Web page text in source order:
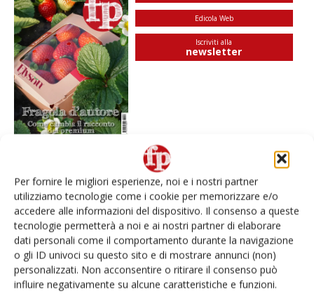
Per fornire le migliori esperienze, noi e i nostri partner
utilizziamo tecnologie come i cookie per memorizzare e/o
accedere alle informazioni del dispositivo. Il consenso a queste
tecnologie permetterà a noi e ai nostri partner di elaborare
dati personali come il comportamento durante la navigazione
o gli ID univoci su questo sito e di mostrare annunci (non)
personalizzati. Non acconsentire o ritirare il consenso può
influire negativamente su alcune caratteristiche e funzioni.
Edicola Web
Iscriviti alla
newsletter
I più visti
Spazio Conad: continua la conversione dei punti di
vendita
Non è una susina: è Metis… e può rivoluzionare la
categoria